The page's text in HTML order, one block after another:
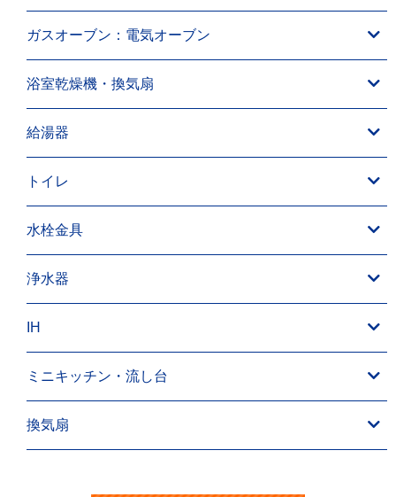
ガスオーブン：電気オーブン
浴室乾燥機・換気扇
給湯器
トイレ
水栓金具
浄水器
IH
ミニキッチン・流し台
換気扇